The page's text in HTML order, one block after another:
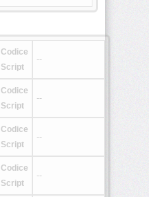
Codice
Script
--
Codice
Script
--
Codice
Script
--
Codice
Script
--